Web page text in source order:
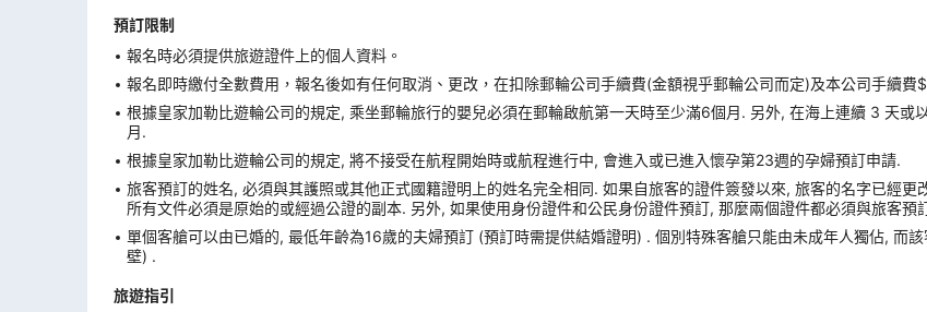
預訂限制
報名時必須提供旅遊證件上的個人資料。
報名即時繳付全數費用，報名後如有任何取消、更改，在扣除郵輪公司手續費(金額視乎郵輪公司而定)及本公司手續費
根據皇家加勒比遊輪公司的規定, 乘坐郵輪旅行的嬰兒必須在郵輪啟航第一天時至少滿6個月. 另外, 在海上連續 3 天或
月.
根據皇家加勒比遊輪公司的規定, 將不接受在航程開始時或航程進行中, 會進入或已進入懷孕第23週的孕婦預訂申請.
旅客預訂的姓名, 必須與其護照或其他正式國籍證明上的姓名完全相同. 如果自旅客的證件簽發以來, 旅客的名字已經
所有文件必須是原始的或經過公證的副本. 另外, 如果使用身份證件和公民身份證件預訂, 那麼兩個證件都必須與旅客
單個客艙可以由已婚的, 最低年齡為16歲的夫婦預訂 (預訂時需提供結婚證明) . 個別特殊客艙只能由未成年人獨佔, 而
壁) .
旅遊指引